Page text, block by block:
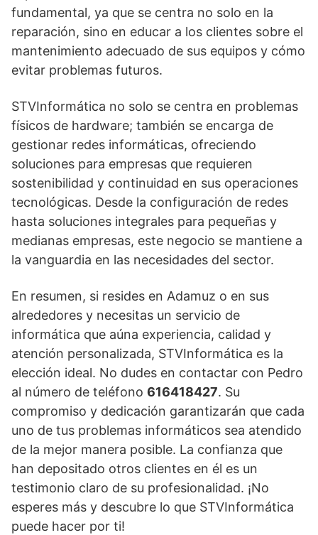
fundamental, ya que se centra no solo en la
reparación, sino en educar a los clientes sobre el
mantenimiento adecuado de sus equipos y cómo
evitar problemas futuros.
STVInformática no solo se centra en problemas
físicos de hardware; también se encarga de
gestionar redes informáticas, ofreciendo
soluciones para empresas que requieren
sostenibilidad y continuidad en sus operaciones
tecnológicas. Desde la configuración de redes
hasta soluciones integrales para pequeñas y
medianas empresas, este negocio se mantiene a
la vanguardia en las necesidades del sector.
En resumen, si resides en Adamuz o en sus
alrededores y necesitas un servicio de
informática que aúna experiencia, calidad y
atención personalizada, STVInformática es la
elección ideal. No dudes en contactar con Pedro
al número de teléfono 616418427. Su
compromiso y dedicación garantizarán que cada
uno de tus problemas informáticos sea atendido
de la mejor manera posible. La confianza que
han depositado otros clientes en él es un
testimonio claro de su profesionalidad. ¡No
esperes más y descubre lo que STVInformática
puede hacer por ti!